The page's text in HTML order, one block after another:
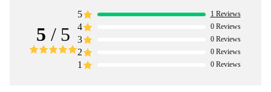
5 / 5
5 1 Reviews
4 0 Reviews
3 0 Reviews
2 0 Reviews
1 0 Reviews